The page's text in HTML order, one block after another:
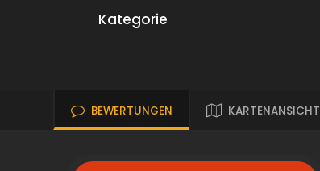
Kategorie
BEWERTUNGEN KARTENANSICHT